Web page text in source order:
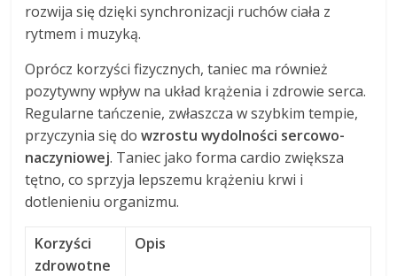
rozwija się dzięki synchronizacji ruchów ciała z
rytmem i muzyką.
Oprócz korzyści fizycznych, taniec ma również
pozytywny wpływ na układ krążenia i zdrowie serca.
Regularne tańczenie, zwłaszcza w szybkim tempie,
przyczynia się dowzrostu wydolności sercowo-
naczyniowej. Taniec jako forma cardio zwiększa
tętno, co sprzyja lepszemu krążeniu krwi i
dotlenieniu organizmu.
Korzyści
zdrowotne
Opis